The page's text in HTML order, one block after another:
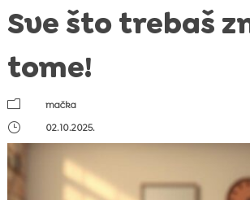
Sve što trebaš
tome!
m
mačka
}
02.10.2025.